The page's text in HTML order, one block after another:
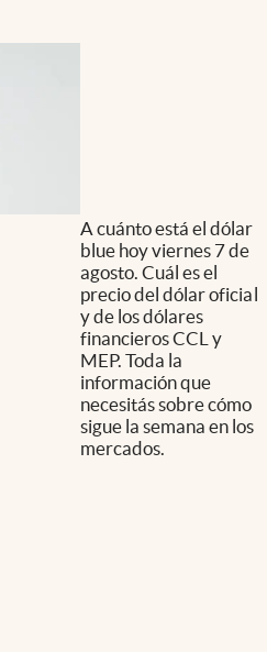
A cuánto está el dólar
blue hoy viernes 7 de
agosto. Cuál es el
precio del dólar oficial
y de los dólares
financieros CCL y
MEP. Toda la
información que
necesitás sobre cómo
sigue la semana en los
mercados.